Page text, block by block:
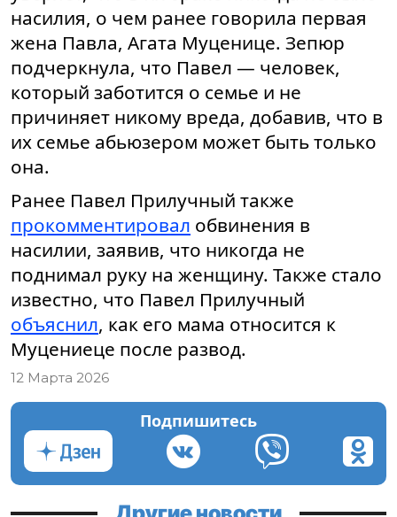
насилия, о чем ранее говорила первая
жена Павла, Агата Муценице. Зепюр
подчеркнула, что Павел — человек,
который заботится о семье и не
причиняет никому вреда, добавив, что в
их семье абьюзером может быть только
она.
Ранее Павел Прилучный также
прокомментировал обвинения в
насилии, заявив, что никогда не
поднимал руку на женщину. Также стало
известно, что Павел Прилучный
объяснил, как его мама относится к
Муцениеце после развод.
12 Марта 2026
Подпишитесь